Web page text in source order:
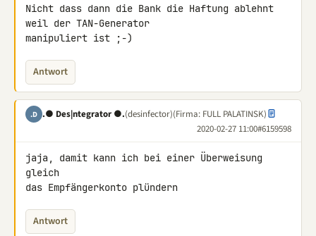
Nicht dass dann die Bank die Haftung ablehnt
weil der TAN-Generator
manipuliert ist ;-)
Antwort
.D .● Des|ntegrator ●.(desinfector)(Firma: FULL PALATINSK)
2020-02-27 11:00#6159598
jaja, damit kann ich bei einer Überweisung
gleich
das Empfängerkonto plündern
Antwort